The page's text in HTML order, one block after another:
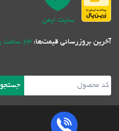
سایت ایمن
آخرین بروزرسانی قیمت‌ها: 23 ساعت پیش
جستجو